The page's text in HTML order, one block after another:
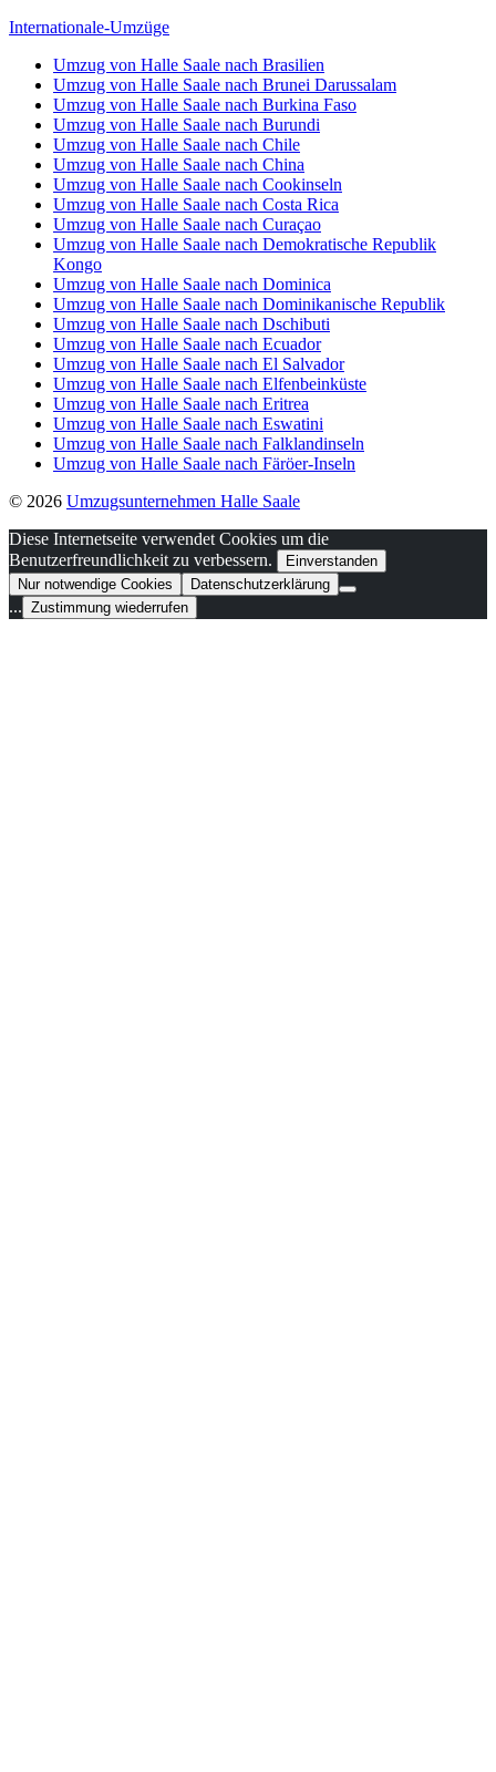
Internationale-Umzüge
Umzug von Halle Saale nach Brasilien
Umzug von Halle Saale nach Brunei Darussalam
Umzug von Halle Saale nach Burkina Faso
Umzug von Halle Saale nach Burundi
Umzug von Halle Saale nach Chile
Umzug von Halle Saale nach China
Umzug von Halle Saale nach Cookinseln
Umzug von Halle Saale nach Costa Rica
Umzug von Halle Saale nach Curaçao
Umzug von Halle Saale nach Demokratische Republik
Kongo
Umzug von Halle Saale nach Dominica
Umzug von Halle Saale nach Dominikanische Republik
Umzug von Halle Saale nach Dschibuti
Umzug von Halle Saale nach Ecuador
Umzug von Halle Saale nach El Salvador
Umzug von Halle Saale nach Elfenbeinküste
Umzug von Halle Saale nach Eritrea
Umzug von Halle Saale nach Eswatini
Umzug von Halle Saale nach Falklandinseln
Umzug von Halle Saale nach Färöer-Inseln
© 2026 Umzugsunternehmen Halle Saale
Diese Internetseite verwendet Cookies um die
Benutzerfreundlichkeit zu verbessern.
Einverstanden
Nur notwendige Cookies
Datenschutzerklärung
... Zustimmung wiederrufen